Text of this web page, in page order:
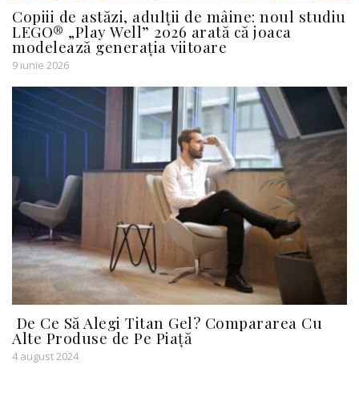
Copiii de astăzi, adulții de mâine: noul studiu
LEGO® „Play Well” 2026 arată că joaca
modelează generația viitoare
9 iunie 2026
De Ce Să Alegi Titan Gel? Compararea Cu
Alte Produse de Pe Piață
4 august 2024